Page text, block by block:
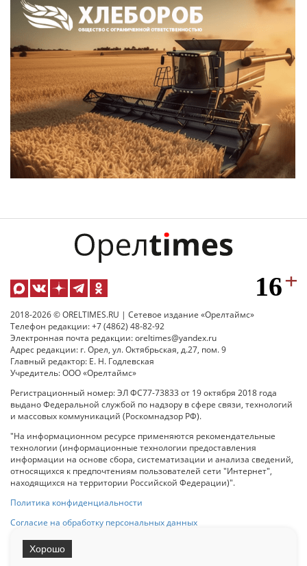
2018-2026 © ORELTIMES.RU | Сетевое издание «Орелтаймс»
Телефон редакции: +7 (4862) 48-82-92
Электронная почта редакции: oreltimes@yandex.ru
Адрес редакции: г. Орел, ул. Октябрьская, д.27, пом. 9
Главный редактор: Е. Н. Годлевская
Учредитель: ООО «Орелтаймс»
Регистрационный номер: ЭЛ ФС77-73833 от 19 октября 2018 года
выдано Федеральной службой по надзору в сфере связи, технологий
и массовых коммуникаций (Роскомнадзор РФ).
"На информационном ресурсе применяются рекомендательные
технологии (информационные технологии предоставления
информации на основе сбора, систематизации и анализа сведений,
относящихся к предпочтениям пользователей сети "Интернет",
находящихся на территории Российской Федерации)".
Политика конфиденциальности
Согласие на обработку персональных данных
Хорошо